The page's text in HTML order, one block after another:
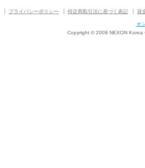
プライバシーポリシー 特定商取引法に基づく表記 資
オ
Copyright © 2009 NEXON Korea